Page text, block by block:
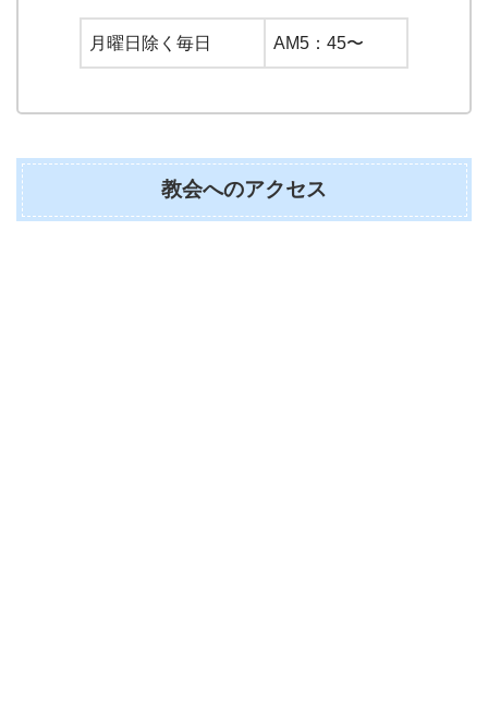
月曜日除く毎日 AM5：45〜
教会へのアクセス